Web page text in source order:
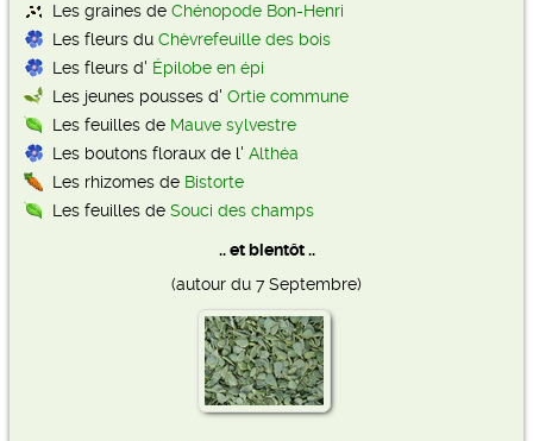
Les graines de Chénopode Bon-Henri
Les fleurs du Chèvrefeuille des bois
Les fleurs d' Épilobe en épi
Les jeunes pousses d' Ortie commune
Les feuilles de Mauve sylvestre
Les boutons floraux de l' Althéa
Les rhizomes de Bistorte
Les feuilles de Souci des champs
.. et bientôt ..
(autour du 7 Septembre)